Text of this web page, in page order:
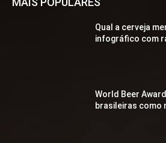
Qual a cerveja
infográfico com
World Beer
brasileiras como